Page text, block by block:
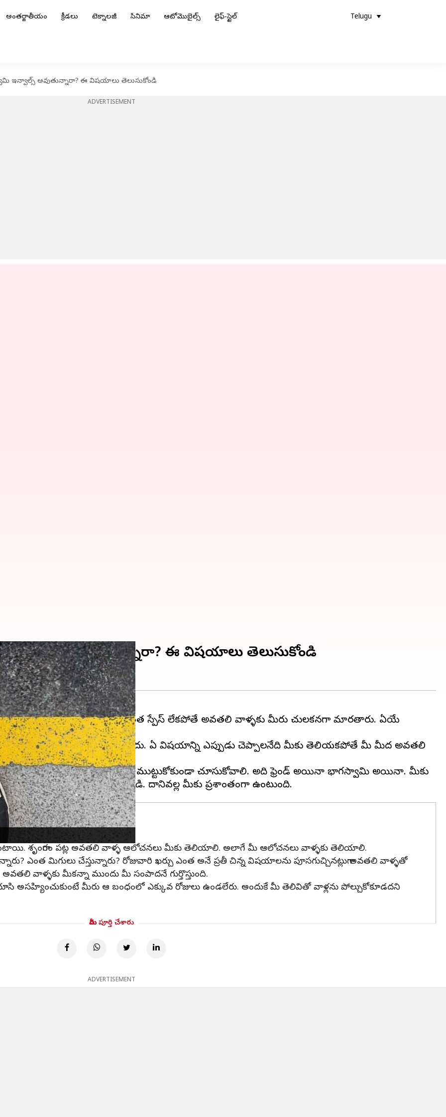
అంతర్జాతీయం క్రీడలు టెక్నాలజీ సినిమా ఆటోమొబైల్స్ లైఫ్-స్టైల్ Telugu
ఇన్వాల్స్ అవుతున్నారా? ఈ విషయాలు తెలుసుకోండి
ADVERTISEMENT
ఇన్వాల్స్ అవుతున్నారా? ఈ విషయాలు తెలుసుకోండి
మీ జీవితంలో మీకంటూ కొంత స్పేస్ లేకపోతే అవతలి వాళ్ళకు మీరు చులకనగా మారతారు. ఏయే
వారికి తెలియాల్సిన అవసరం లేదు. ఏ విషయాన్ని ఎప్పుడు చెప్పాలనేది మీకు తెలియకపోతే మీ మీద అవతలి
ఫీలయ్యేలా మీ బాడీని ఎవ్వరూ ముట్టుకోకుండా చూసుకోవాలి. అది ఫ్రెండ్ అయినా భాగస్వామి అయినా. మీకు
ఉంటాయి. శృంగారం పట్ల అవతలి వాళ్ళ ఆలోచనలు మీకు తెలియాలి. అలాగే మీ ఆలోచనలు వాళ్ళకు తెలియాలి.
ఎంత మిగులు చేస్తున్నారు? రోజువారి ఖర్చు ఎంత అనే ప్రతీ చిన్న విషయాలను పూసగుచ్చినట్లుగా అవతలి వాళ్ళతో
వాళ్ళకు మీకన్నా ముందు మీ సంపాదనే గుర్తొస్తుంది.
మీరు ఆ బంధంలో ఎక్కువ రోజులు ఉండలేరు. అందుకే మీ తెలివితో వాళ్లను పోల్చుకోకూడదని
మీరు పూర్తి చేశారు
ADVERTISEMENT